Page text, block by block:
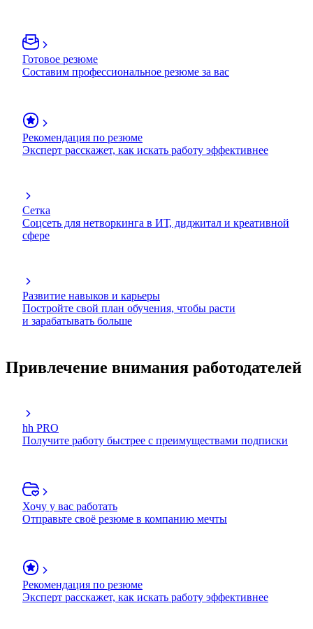
Готовое резюме
Составим профессиональное резюме за вас
Рекомендация по резюме
Эксперт расскажет, как искать работу эффективнее
Сетка
Соцсеть для нетворкинга в ИТ, диджитал и креативной
сфере
Развитие навыков и карьеры
Постройте свой план обучения, чтобы расти
и зарабатывать больше
Привлечение внимания работодателей
hh PRO
Получите работу быстрее с преимуществами подписки
Хочу у вас работать
Отправьте своё резюме в компанию мечты
Рекомендация по резюме
Эксперт расскажет, как искать работу эффективнее